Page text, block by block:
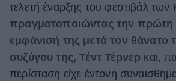
Women's Forum
Hautes Grecians
τελετή έναρξης του φεστιβάλ
πραγματοποιώντας την πρώτη
εμφάνισή της μετά τον θάνατο
συζύγου της, Τέντ Τέρνερ και,
περίσταση είχε έντονη